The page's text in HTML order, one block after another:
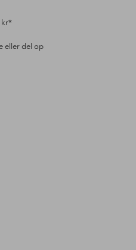
kr*
eller del op